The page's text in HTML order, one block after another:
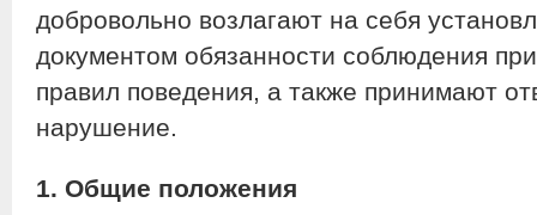
добровольно возлагают на себя
документом обязанности соблюдения
правил поведения, а также принимают
нарушение.
1. Общие положения